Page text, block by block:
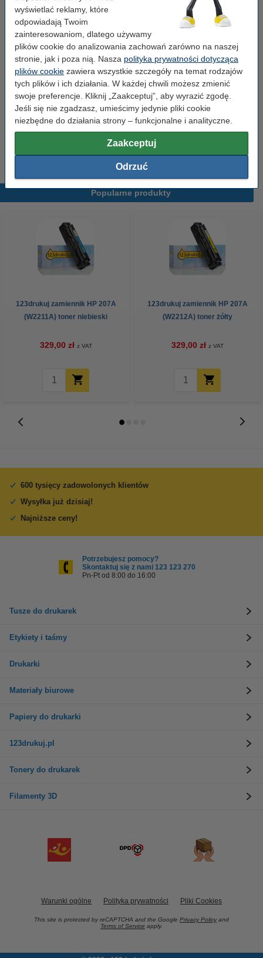
wyświetlać reklamy, które
odpowiadają Twoim
zainteresowaniom, dlatego używamy
plików cookie do analizowania zachowań zarówno na naszej
stronie, jak i poza nią. Nasza polityka prywatności dotycząca
plików cookie zawiera wszystkie szczegóły na temat rodzajów
tych plików i ich działania. W każdej chwili możesz zmienić
swoje preferencje. Kliknij „Zaakceptuj”, aby wyrazić zgodę.
Jeśli się nie zgadzasz, umieścimy jedynie pliki cookie
niezbędne do działania strony – funkcjonalne i analityczne.
Zaakceptuj
Odrzuć
Pojemność: standard
Numer:
Wskazówka: zamów papier
Papier ksero A4 80 g/m2 (2500 szt.), 123drukuj
110,00 zł
Porada
Radzimy Państwu zakupić ten toner (wersję 123drukuj) zamiast
Popularne produkty
123drukuj zamiennik HP 207A
(W2211A) toner niebieski
329,00 zł z VAT
123drukuj zamiennik HP 207A
(W2212A) toner żółty
329,00 zł z VAT
600 tysięcy zadowolonych klientów
Wysyłka już dzisiaj!
Najniższe ceny!
Potrzebujesz pomocy?
Skontaktuj się z nami 123 123 270
Pn-Pt od 8:00 do 16:00
Tusze do drukarek
Etykiety i taśmy
Drukarki
Materiały biurowe
Papiery do drukarki
123drukuj.pl
Tonery do drukarek
Filamenty 3D
Warunki ogólne Polityka prywatności Pliki Cookies
This site is protected by reCAPTCHA and the Google Privacy Policy and
Terms of Service apply.